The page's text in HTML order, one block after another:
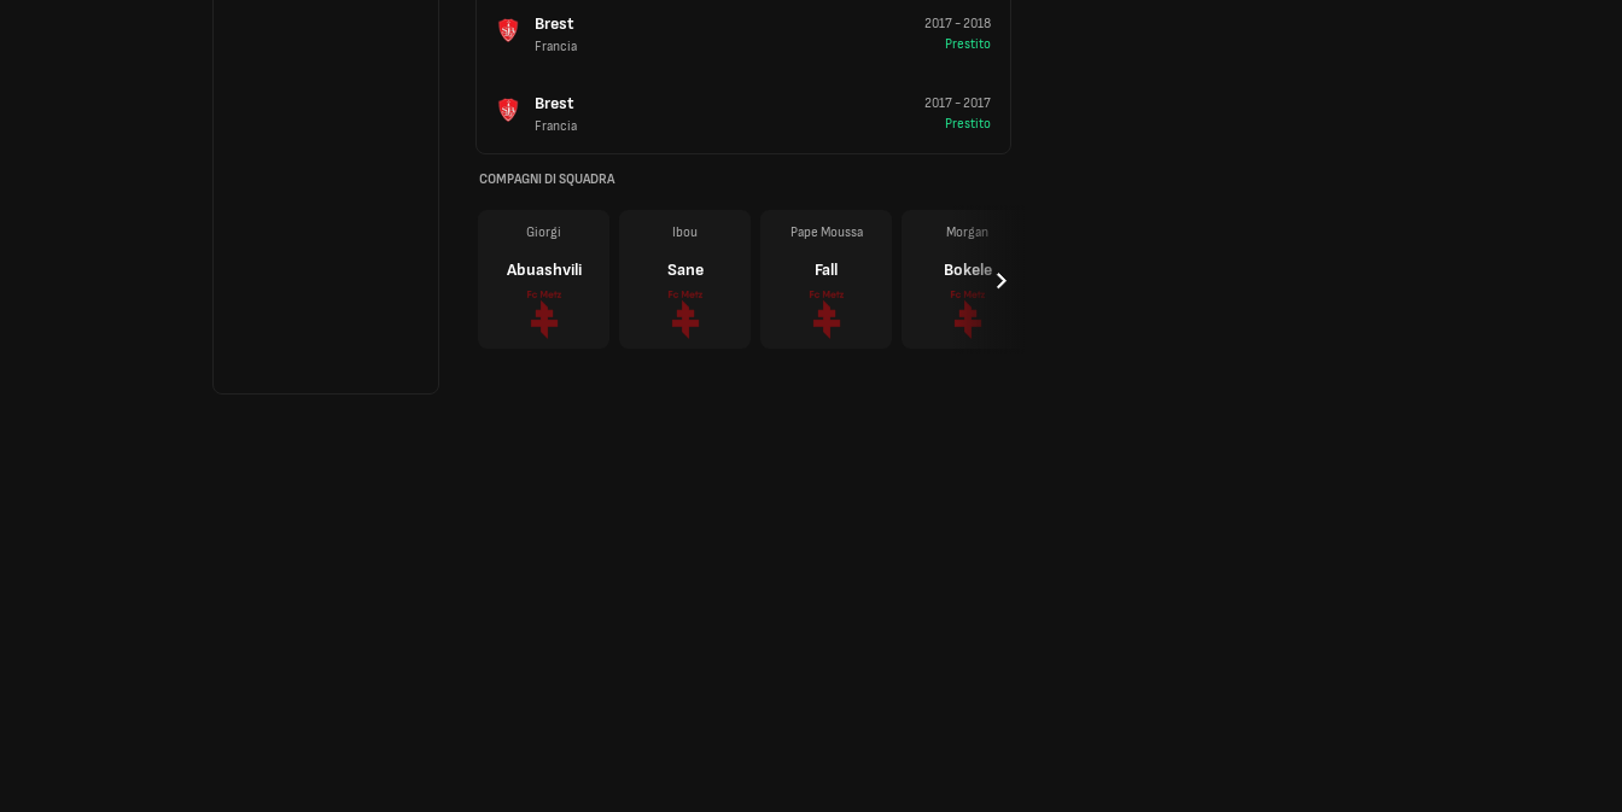
Brest
Francia
2017-2018
Prestito
Brest
Francia
2017-2017
Prestito
COMPAGNI DI SQUADRA
Giorgi
Abuashvili
Ibou
Sane
Pape Moussa
Fall
Morgan
Bokele